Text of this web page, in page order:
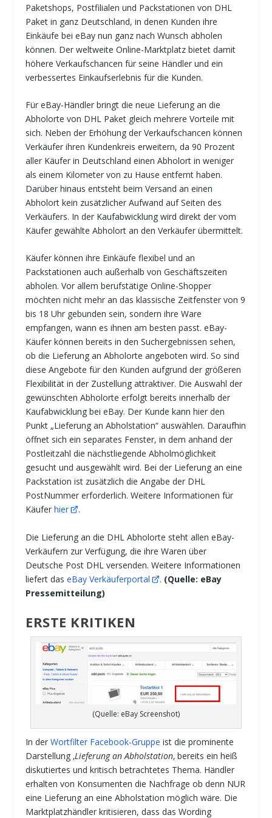
Paketshops, Postfilialen und Packstationen von DHL
Paket in ganz Deutschland, in denen Kunden ihre
Einkäufe bei eBay nun ganz nach Wunsch abholen
können. Der weltweite Online-Marktplatz bietet damit
höhere Verkaufschancen für seine Händler und ein
verbessertes Einkaufserlebnis für die Kunden.
Für eBay-Händler bringt die neue Lieferung an die
Abholorte von DHL Paket gleich mehrere Vorteile mit
sich. Neben der Erhöhung der Verkaufschancen können
Verkäufer ihren Kundenkreis erweitern, da 90 Prozent
aller Käufer in Deutschland einen Abholort in weniger
als einem Kilometer von zu Hause entfernt haben.
Darüber hinaus entsteht beim Versand an einen
Abholort kein zusätzlicher Aufwand auf Seiten des
Verkäufers. In der Kaufabwicklung wird direkt der vom
Käufer gewählte Abholort an den Verkäufer übermittelt.
Käufer können ihre Einkäufe flexibel und an
Packstationen auch außerhalb von Geschäftszeiten
abholen. Vor allem berufstätige Online-Shopper
möchten nicht mehr an das klassische Zeitfenster von 9
bis 18 Uhr gebunden sein, sondern ihre Ware
empfangen, wann es ihnen am besten passt. eBay-
Käufer können bereits in den Suchergebnissen sehen,
ob die Lieferung an Abholorte angeboten wird. So sind
diese Angebote für den Kunden aufgrund der größeren
Flexibilität in der Zustellung attraktiver. Die Auswahl der
gewünschten Abholorte erfolgt bereits innerhalb der
Kaufabwicklung bei eBay. Der Kunde kann hier den
Punkt „Lieferung an Abholstation“ auswählen. Daraufhin
öffnet sich ein separates Fenster, in dem anhand der
Postleitzahl die nächstliegende Abholmöglichkeit
gesucht und ausgewählt wird. Bei der Lieferung an eine
Packstation ist zusätzlich die Angabe der DHL
PostNummer erforderlich. Weitere Informationen für
Käuferhier .
Die Lieferung an die DHL Abholorte steht allen eBay-
Verkäufern zur Verfügung, die ihre Waren über
Deutsche Post DHL versenden. Weitere Informationen
liefert daseBay Verkäuferportal . (Quelle: eBay
Pressemitteilung)
ERSTE KRITIKEN
(Quelle: eBay Screenshot)
In derWortfilter Facebook-Gruppe ist die prominente
Darstellung ‚Lieferung an Abholstation‚ bereits ein heiß
diskutiertes und kritisch betrachtetes Thema. Händler
erhalten von Konsumenten die Nachfrage ob denn NUR
eine Lieferung an eine Abholstation möglich wäre. Die
Marktplatzhändler kritisieren, dass das Wording